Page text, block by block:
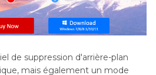
de suppression d'arrière-plan
mais également un mode